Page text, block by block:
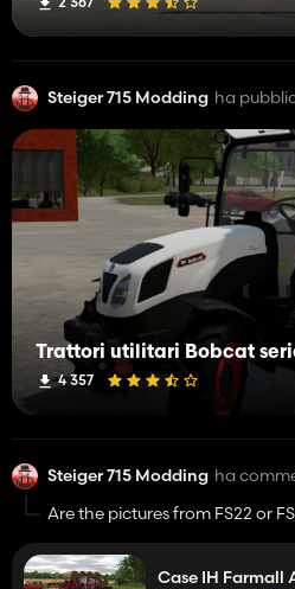
Steiger 715 Modding ha
Trattori utilitari Bobcat
4 357
Steiger 715 Modding ha
Are the pictures from FS22 or
Case IH Farmall